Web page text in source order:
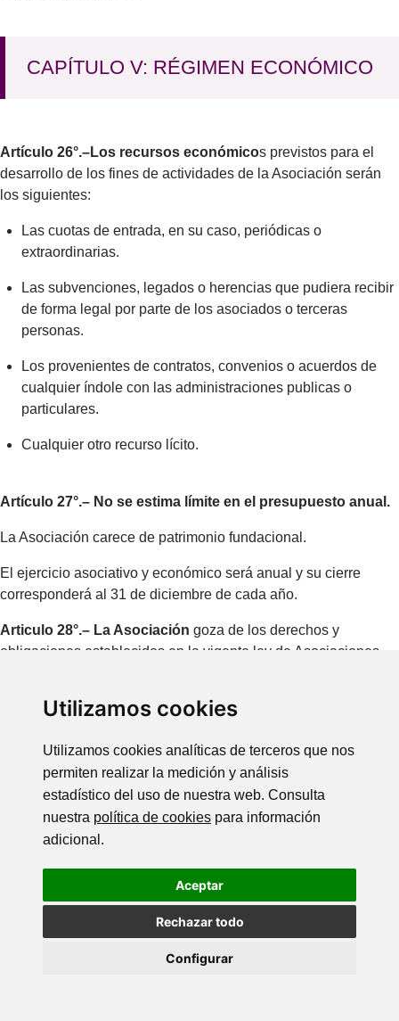
Utilizamos cookies
Utilizamos cookies analíticas de terceros que nos
permiten realizar la medición y análisis
estadístico del uso de nuestra web. Consulta
nuestra política de cookies para información
adicional.
Aceptar
Rechazar todo
Configurar
CAPÍTULO V: RÉGIMEN ECONÓMICO
Artículo 26°.–Los recursos económicos previstos para el
desarrollo de los fines de actividades de la Asociación serán
los siguientes:
Las cuotas de entrada, en su caso, periódicas o
extraordinarias.
Las subvenciones, legados o herencias que pudiera recibir
de forma legal por parte de los asociados o terceras
personas.
Los provenientes de contratos, convenios o acuerdos de
cualquier índole con las administraciones publicas o
particulares.
Cualquier otro recurso lícito.
Artículo 27°.– No se estima límite en el presupuesto anual.
La Asociación carece de patrimonio fundacional.
El ejercicio asociativo y económico será anual y su cierre
corresponderá al 31 de diciembre de cada año.
Articulo 28°.– La Asociación goza de los derechos y
obligaciones establecidos en la vigente ley de Asociaciones.
Artículo 29°.– Se disolverávoluntariamente cuando así lo
acuerde la Asamblea General Extraordinaria, convocada al
La Asociación no podrá disolverse mientras haya una
CUARTA PARTE DE SOCIOS que deseen continuar.
Artículo 30°.– En caso de disolución